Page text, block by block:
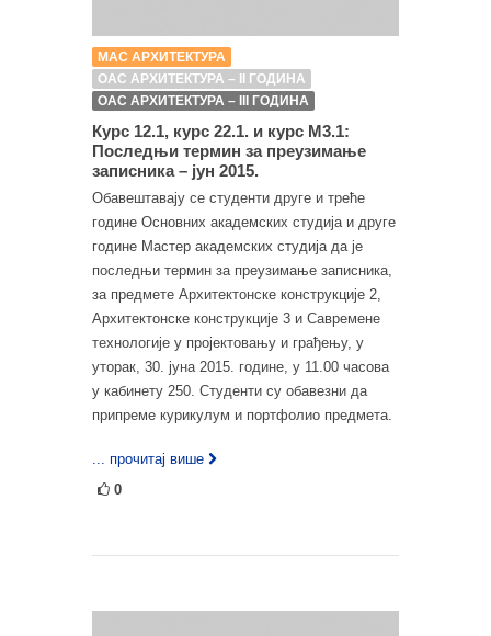
МАС АРХИТЕКТУРА
ОАС АРХИТЕКТУРА – II ГОДИНА
ОАС АРХИТЕКТУРА – III ГОДИНА
Курс 12.1, курс 22.1. и курс М3.1:
Последњи термин за преузимање
записника – јун 2015.
Обавештавају се студенти друге и треће
године Основних академских студија и друге
године Мастер академских студија да је
последњи термин за преузимање записника,
за предмете Архитектонске конструкције 2,
Архитектонске конструкције 3 и Савремене
технологије у пројектовању и грађењу, у
уторак, 30. јуна 2015. године, у 11.00 часова
у кабинету 250. Студенти су обавезни да
припреме курикулум и портфолио предмета.
... прочитај више
0